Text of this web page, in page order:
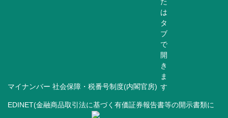
マイナンバー 社会保障・税番号制度(内閣官房)
EDINET(金融商品取引法に基づく有価証券報告書等の開示書類に